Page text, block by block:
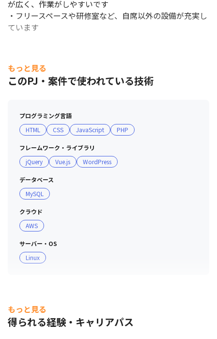
が広く、作業がしやすいです
・フリースペースや研修室など、自席以外の設備が充実し
ています
もっと見る
このPJ・案件で使われている技術
プログラミング言語
HTML
CSS JavaScript PHP
フレームワーク・ライブラリ
jQuery
Vue.js WordPress
データベース
MySQL
クラウド
AWS
サーバー・OS
Linux
もっと見る
得られる経験・キャリアパス